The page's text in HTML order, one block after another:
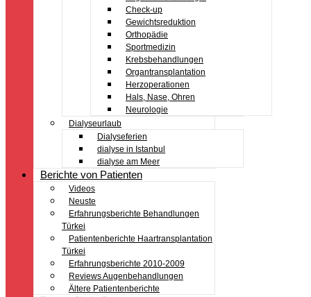
Check-up
Gewichtsreduktion
Orthopädie
Sportmedizin
Krebsbehandlungen
Organtransplantation
Herzoperationen
Hals, Nase, Ohren
Neurologie
Dialyseurlaub
Dialyseferien
dialyse in Istanbul
dialyse am Meer
Berichte von Patienten
Videos
Neuste
Erfahrungsberichte Behandlungen
Türkei
Patientenberichte Haartransplantation
Türkei
Erfahrungsberichte 2010-2009
Reviews Augenbehandlungen
Ältere Patientenberichte